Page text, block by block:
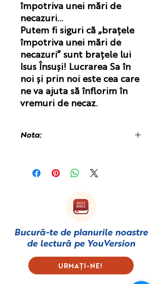
împotriva unei mări de
necazuri...
Putem fi siguri că „brațele
împotriva unei mări de
necazuri” sunt brațele lui
Isus Însuși! Lucrarea Sa în
noi și prin noi este cea care
ne va ajuta să înflorim în
vremuri de necaz.
Nota:
deoarece aceasta este tipărită și
Bucură-te de planurile noastre
de lectură peYouVersion
URMAȚI-NE!